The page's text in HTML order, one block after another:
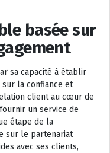
basée sur
sa capacité à établir
la confiance et
client au cœur de
un service de
étape de la
sur le partenariat
avec ses clients,